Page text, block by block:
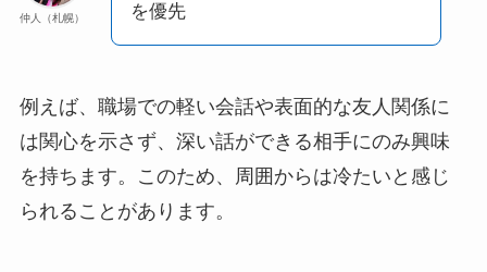
仲人（札幌）
を優先
例えば、職場での軽い会話や表面的な友人関係に
は関心を示さず、深い話ができる相手にのみ興味
を持ちます。このため、周囲からは冷たいと感じ
られることがあります。